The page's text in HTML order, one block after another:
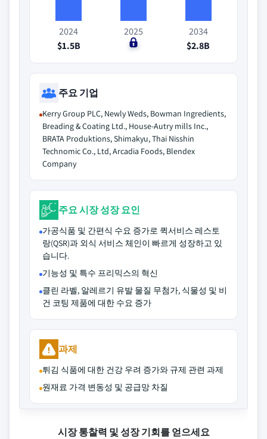
2024
$1.5B
2025
$0
2034
$2.8B
주요 기업
Kerry Group PLC, Newly Weds, Bowman Ingredients,
Breading & Coating Ltd., House-Autry mills Inc.,
BRATA Produktions, Shimakyu, Thai Nisshin
Technomic Co., Ltd, Arcadia Foods, Blendex
Company
주요 시장 성장 요인
가공식품 및 간편식 수요 증가로 퀵서비스 레스토
랑(QSR)과 외식 서비스 체인이 빠르게 성장하고 있
습니다.
기능성 및 특수 프리믹스의 혁신
클린 라벨, 알레르기 유발 물질 무첨가, 식물성 및 비
건 코팅 제품에 대한 수요 증가
과제
튀김 식품에 대한 건강 우려 증가와 규제 관련 과제
원재료 가격 변동성 및 공급망 차질
시장 통찰력 및 성장 기회를 얻으세요